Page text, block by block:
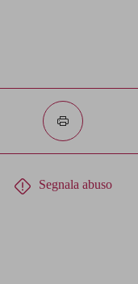
Segnala abuso